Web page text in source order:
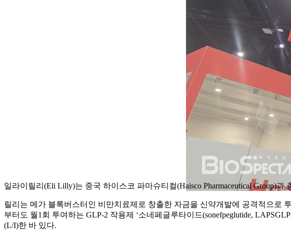
일라이릴리(Eli Lilly)는 중국 하이스코 파마슈티컬(Haisco Pharmaceutical Group)
릴리는 메가 블록버스터인 비만치료제로 창출한 자금을 신약개발에 공격적으로
부터도 월1회 투여하는 GLP-2 작용제 ‘소네페글루타이드(sonefpeglutide,
(L/I)한 바 있다.